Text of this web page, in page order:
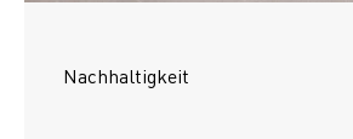
Nachhaltigkeit